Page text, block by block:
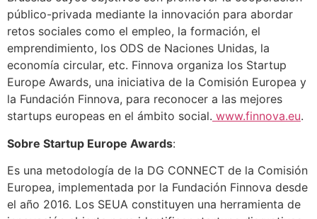
público-privada mediante la innovación para abordar
retos sociales como el empleo, la formación, el
emprendimiento, los ODS de Naciones Unidas, la
economía circular, etc. Finnova organiza los Startup
Europe Awards, una iniciativa de la Comisión Europea y
la Fundación Finnova, para reconocer a las mejores
startups europeas en el ámbito social. www.finnova.eu.
Sobre Startup Europe Awards:
Es una metodología de la DG CONNECT de la Comisión
Europea, implementada por la Fundación Finnova desde
el año 2016. Los SEUA constituyen una herramienta de